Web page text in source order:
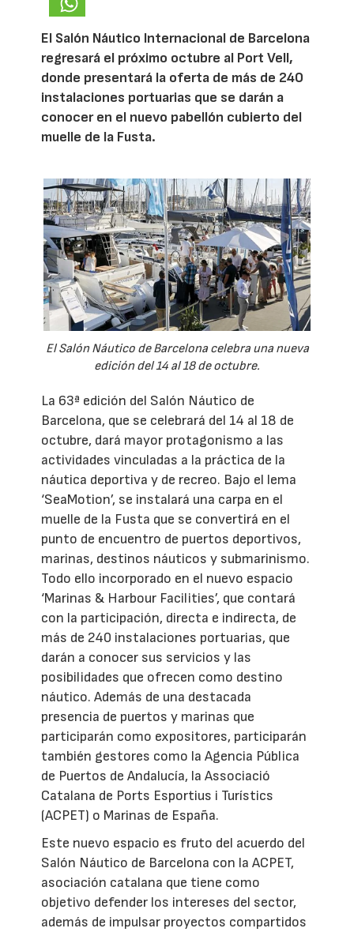
El Salón Náutico Internacional de Barcelona
regresará el próximo octubre al Port Vell,
donde presentará la oferta de más de 240
instalaciones portuarias que se darán a
conocer en el nuevo pabellón cubierto del
muelle de la Fusta.
El Salón Náutico de Barcelona celebra una nueva
edición del 14 al 18 de octubre.
La 63ª edición del Salón Náutico de
Barcelona, que se celebrará del 14 al 18 de
octubre, dará mayor protagonismo a las
actividades vinculadas a la práctica de la
náutica deportiva y de recreo. Bajo el lema
‘SeaMotion’, se instalará una carpa en el
muelle de la Fusta que se convertirá en el
punto de encuentro de puertos deportivos,
marinas, destinos náuticos y submarinismo.
Todo ello incorporado en el nuevo espacio
‘Marinas & Harbour Facilities’, que contará
con la participación, directa e indirecta, de
más de 240 instalaciones portuarias, que
darán a conocer sus servicios y las
posibilidades que ofrecen como destino
náutico. Además de una destacada
presencia de puertos y marinas que
participarán como expositores, participarán
también gestores como la Agencia Pública
de Puertos de Andalucía, la Associació
Catalana de Ports Esportius i Turístics
(ACPET) o Marinas de España.
Este nuevo espacio es fruto del acuerdo del
Salón Náutico de Barcelona con la ACPET,
asociación catalana que tiene como
objetivo defender los intereses del sector,
además de impulsar proyectos compartidos